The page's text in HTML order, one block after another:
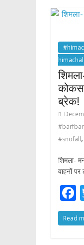
himachal
ब्रेक!
#snofall,
शिमला-
वाहनों
F
Read